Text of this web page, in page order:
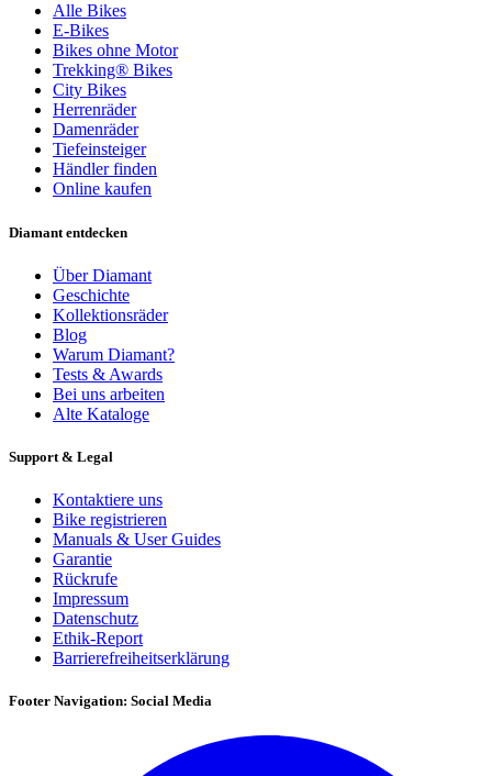
Alle Bikes
E-Bikes
Bikes ohne Motor
Trekking® Bikes
City Bikes
Herrenräder
Damenräder
Tiefeinsteiger
Händler finden
Online kaufen
Diamant entdecken
Über Diamant
Geschichte
Kollektionsräder
Blog
Warum Diamant?
Tests & Awards
Bei uns arbeiten
Alte Kataloge
Support & Legal
Kontaktiere uns
Bike registrieren
Manuals & User Guides
Garantie
Rückrufe
Impressum
Datenschutz
Ethik-Report
Barrierefreiheitserklärung
Footer Navigation: Social Media